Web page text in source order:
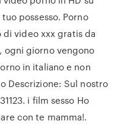
possesso. Porno
video xxx gratis da
ogni giorno vengono
in italiano e non
Descrizione: Sul nostro
i film sesso Ho
con te mamma!.